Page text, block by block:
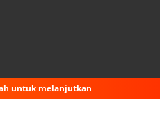
untuk melanjutkan